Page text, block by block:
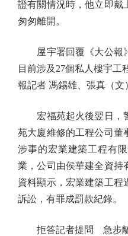
證有關情況時，他立即戴
匆匆離開。
屋宇署回覆《大公報
目前涉及27個私人樓宇工
報記者 馮錫雄、張真（文
宏福苑起火後翌日，
苑大廈維修的工程公司董
涉事的宏業建築工程有
業，公司由侯華建全資持
資料顯示，宏業建築工程
訴訟，有罪成罰款紀錄。
拒答記者提問 急步